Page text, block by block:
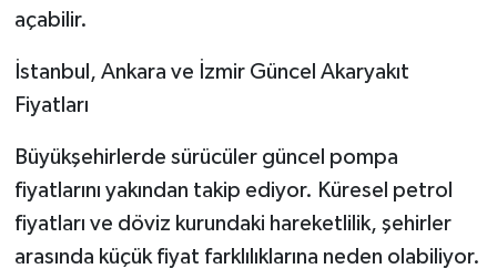
açabilir.
İstanbul, Ankara ve İzmir Güncel Akaryakıt
Fiyatları
Büyükşehirlerde sürücüler güncel pompa
fiyatlarını yakından takip ediyor. Küresel petrol
fiyatları ve döviz kurundaki hareketlilik, şehirler
arasında küçük fiyat farklılıklarına neden olabiliyor.